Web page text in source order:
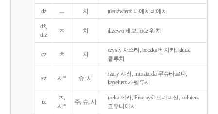
dź ㅡ 치 niedźwiedź 니에치비에치
dż,
drz
ㅈ 치 drzewo 제보, łodż 워치
cz ㅊ 치
czysty 치스티, beczka 베치카, klucz
클루치
sz 시* 슈, 시
szary 샤리, musztarda 무슈타르다,
kapelusz 카펠루시
rz
ㅈ,
시*
주, 슈, 시
rzeka 제카, Przemyśl 프셰미실, kołnierz
코우니에시